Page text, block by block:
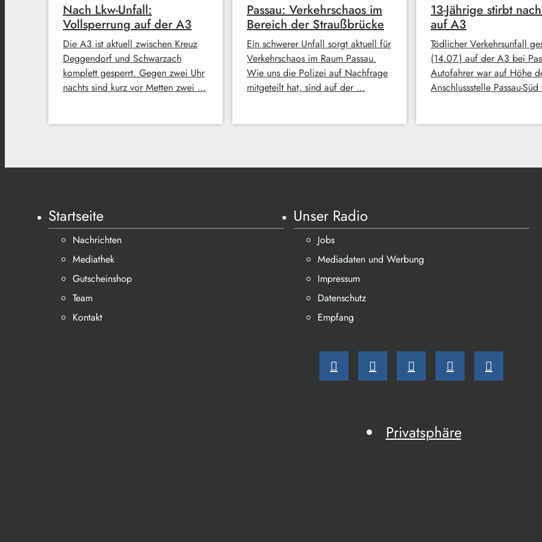
Nach Lkw-Unfall:
Vollsperrung auf der A3
Die A3 ist aktuell zwischen Kreuz
Deggendorf und Schwarzach
komplett gesperrt. Gegen zwei Uhr
nachts sind kurz vor Metten zwei …
Passau: Verkehrschaos im
Bereich der Straußbrücke
Ein schwerer Unfall sorgt aktuell für
Verkehrschaos im Raum Passau.
Wie uns die Polizei auf Nachfrage
mitgeteilt hat, sind auf der …
13-Jährige stirbt
auf A3
Tödlicher Verkehrsunfall
(14.07.) auf der A3 bei
Autofahrer war auf Höhe
Anschlussstelle Passau-
Startseite
Nachrichten
Mediathek
Gutscheinshop
Team
Kontakt
Unser Radio
Jobs
Mediadaten und Werbung
Impressum
Datenschutz
Empfang
Privatsphäre